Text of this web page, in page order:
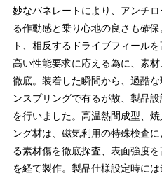
妙なバネレートにより、アンチ
る作動感と乗り心地の良さも確
ト、相反するドライブフィール
高い性能要求に応える為に、素
徹底。装着した瞬間から、過酷
ンスプリングで有るが故、製品
を行いました。高温熱間成型、
ング材は、磁気利用の特殊検査
る素材傷を徹底探査、表面強度
を経て製作。製品仕様設定時に